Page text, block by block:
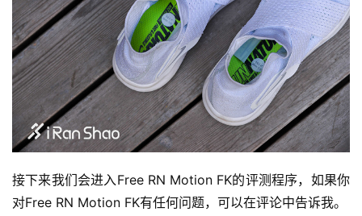
接下来我们会进入Free RN Motion FK的评测程序，如果你
对Free RN Motion FK有任何问题，可以在评论中告诉我。